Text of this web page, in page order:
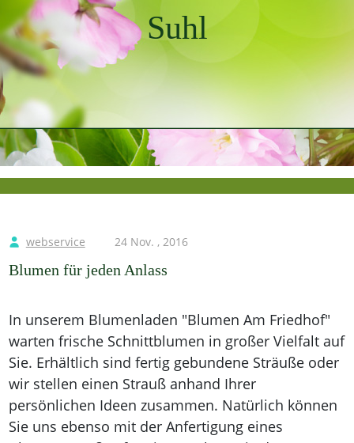
Suhl
webservice 24 Nov. , 2016
Blumen für jeden Anlass
In unserem Blumenladen "Blumen Am Friedhof"
warten frische Schnittblumen in großer Vielfalt auf
Sie. Erhältlich sind fertig gebundene Sträuße oder
wir stellen einen Strauß anhand Ihrer
persönlichen Ideen zusammen. Natürlich können
Sie uns ebenso mit der Anfertigung eines